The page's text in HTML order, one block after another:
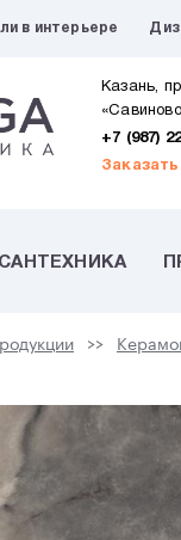
в интерьере
Казань,
+7 (987)
САНТЕХНИКА